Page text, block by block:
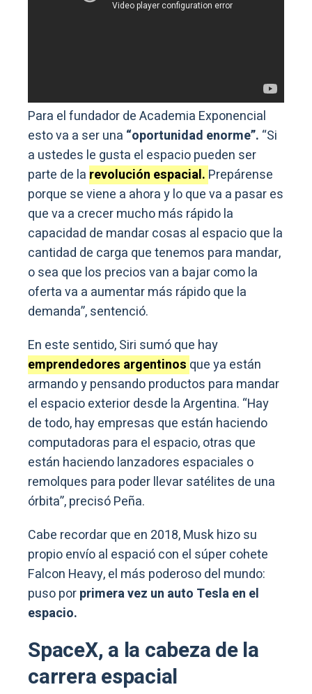
Para el fundador de Academia Exponencial
esto va a ser una “oportunidad enorme”. “Si
a ustedes le gusta el espacio pueden ser
parte de la revolución espacial. Prepárense
porque se viene a ahora y lo que va a pasar es
que va a crecer mucho más rápido la
capacidad de mandar cosas al espacio que la
cantidad de carga que tenemos para mandar,
o sea que los precios van a bajar como la
oferta va a aumentar más rápido que la
demanda”, sentenció.
En este sentido, Siri sumó que hay
emprendedores argentinos que ya están
armando y pensando productos para mandar
el espacio exterior desde la Argentina. “Hay
de todo, hay empresas que están haciendo
computadoras para el espacio, otras que
están haciendo lanzadores espaciales o
remolques para poder llevar satélites de una
órbita”, precisó Peña.
Cabe recordar que en 2018, Musk hizo su
propio envío al espació con el súper cohete
Falcon Heavy, el más poderoso del mundo:
puso porprimera vez un auto Tesla en el
espacio.
SpaceX, a la cabeza de la
carrera espacial